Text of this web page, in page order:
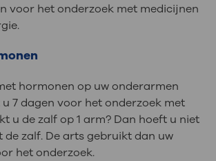
voor het onderzoek met medicijnen
hormonen op uw onderarmen
7 dagen voor het onderzoek met
u de zalf op 1 arm? Dan hoeft u niet
de zalf. De arts gebruikt dan uw
het onderzoek.